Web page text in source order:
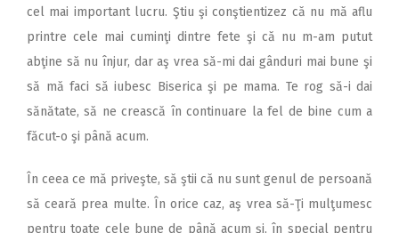
cel mai important lucru. Ştiu şi conştientizez că nu mă aflu
printre cele mai cuminţi dintre fete şi că nu m-am putut
abţine să nu înjur, dar aş vrea să-mi dai gânduri mai bune şi
să mă faci să iubesc Biserica şi pe mama. Te rog să-i dai
sănătate, să ne crească în continuare la fel de bine cum a
făcut-o şi până acum.
În ceea ce mă priveşte, să ştii că nu sunt genul de persoană
să ceară prea multe. În orice caz, aş vrea să-Ţi mulţumesc
pentru toate cele bune de până acum şi, în special pentru